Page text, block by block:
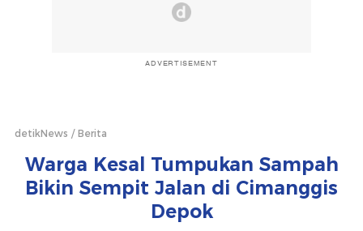
ADVERTISEMENT
detikNews Berita
Warga Kesal Tumpukan Sampah
Bikin Sempit Jalan di Cimanggis
Depok